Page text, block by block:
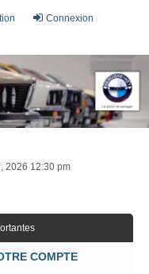
Connexion
2026 12:30 pm
COMPTE